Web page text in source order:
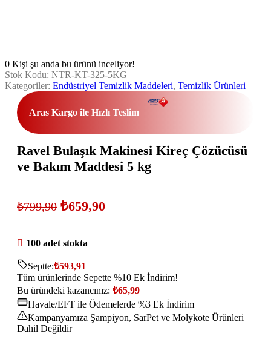
0 Kişi şu anda bu ürünü inceliyor!
Stok Kodu: NTR-KT-325-5KG
Kategoriler: Endüstriyel Temizlik Maddeleri, Temizlik Ürünleri
Aras Kargo ile Hızlı Teslim
Ravel Bulaşık Makinesi Kireç Çözücüsü
ve Bakım Maddesi 5 kg
₺799,90 ₺659,90
100 adet stokta
Septte:₺593,91
Tüm ürünlerinde Sepette %10 Ek İndirim!
Bu üründeki kazancınız: ₺65,99
Havale/EFT ile Ödemelerde %3 Ek İndirim
Kampanyamıza Şampiyon, SarPet ve Molykote Ürünleri
Dahil Değildir